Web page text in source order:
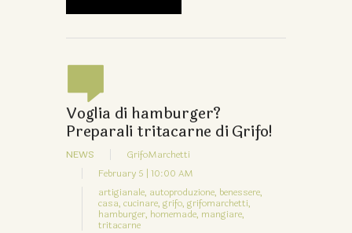
Voglia di hamburger?
Preparali tritacarne di Grifo!
NEWS
GrifoMarchetti
February 5 | 10:00 AM
artigianale, autoproduzione, benessere,
casa, cucinare, grifo, grifomarchetti,
hamburger, homemade, mangiare,
tritacarne